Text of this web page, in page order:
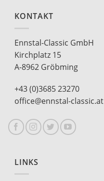
KONTAKT
Ennstal-Classic GmbH
Kirchplatz 15
A-8962 Gröbming
+43 (0)3685 23270
office@ennstal-classic.at
LINKS